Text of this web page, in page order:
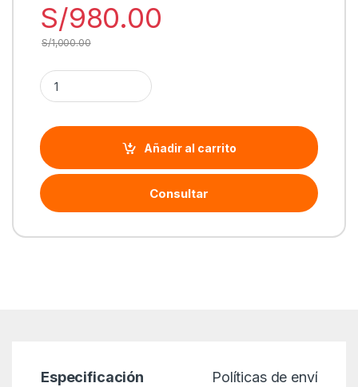
S/980.00
S/1,000.00
Cantidad MSI Tarjeta de Video RADEON RX 5500 XT
Añadir al carrito
Consultar
Especificación Políticas de envío